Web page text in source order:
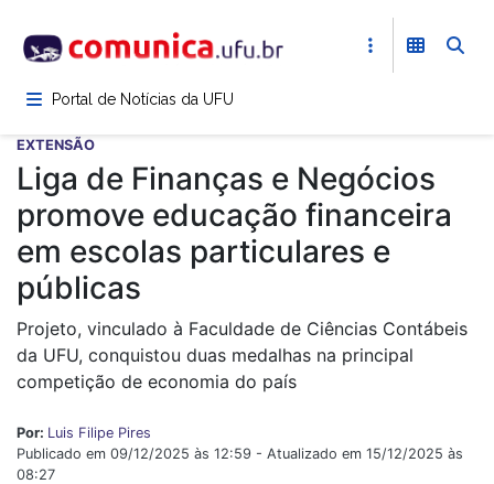
para
conteúdoPortal de Notícias da UFU
EXTENSÃO
Liga de Finanças e Negócios
promove educação financeira
em escolas particulares e
públicas
Projeto, vinculado à Faculdade de Ciências Contábeis
da UFU, conquistou duas medalhas na principal
competição de economia do país
Por: Luis Filipe Pires
Publicado em 09/12/2025 às 12:59 - Atualizado em 15/12/2025 às
08:27